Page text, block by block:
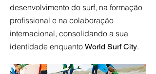
desenvolvimento do surf, na formação
profissional e na colaboração
internacional, consolidando a sua
identidade enquanto World Surf City.